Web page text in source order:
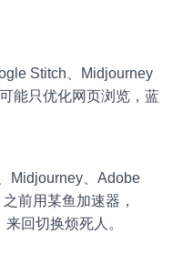
Stitch、Midjourney
能只优化网页浏览，蓝
Midjourney、Adobe
前用某鱼加速器，
回切换烦死人。